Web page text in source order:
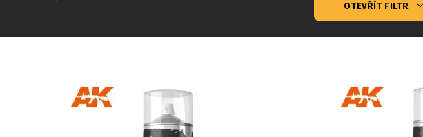
OTEVŘÍT FILTR